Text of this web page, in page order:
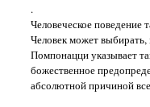
.
Человеческое поведение
Человек может
Помпонацци указывает
божественное
абсолютной причиной